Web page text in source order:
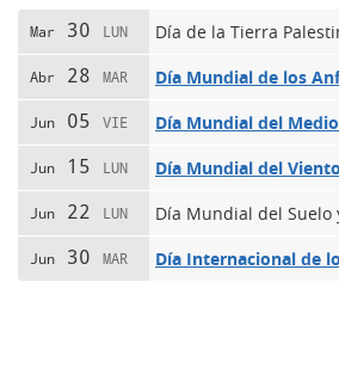
Mar 30 LUN Día de la Tierra
Abr 28 MAR Día Mundial de los
Jun 05 VIE Día Mundial del
Jun 15 LUN Día Mundial del Viento
Jun 22 LUN Día Mundial del Suelo
Jun 30 MAR Día Internacional de